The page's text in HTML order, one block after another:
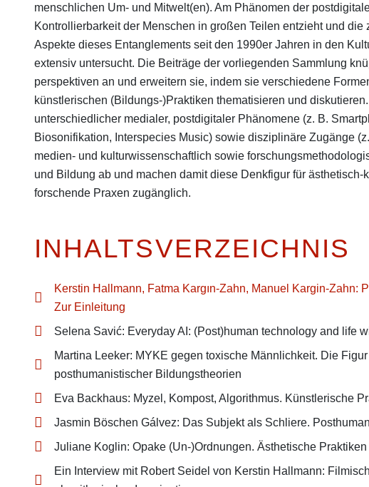
menschlichen Um- und Mitwelt(en). Am Phänomen der
Kontrollierbarkeit der Menschen in großen Teilen entzieht und
Aspekte dieses Entanglements seit den 1990er Jahren in den
extensiv untersucht. Die Beiträge der vorliegenden Sammlung
perspektiven an und erweitern sie, indem sie verschiedene
künstlerischen (Bildungs-)Praktiken thematisieren und
unterschiedlicher medialer, postdigitaler Phänomene (z. B.
Biosonifikation, Interspecies Music) sowie disziplinäre Zugänge
medien- und kulturwissenschaftlich sowie
und Bildung ab und machen damit diese Denkfigur für
forschende Praxen zugänglich.
INHALTSVERZEICHNIS
Kerstin Hallmann, Fatma Kargın-Zahn, Manuel Kargin-Zahn:
Zur Einleitung
Selena Savić: Everyday AI: (Post)human technology and life
Martina Leeker: MYKE gegen toxische Männlichkeit. Die
posthumanistischer Bildungstheorien
Eva Backhaus: Myzel, Kompost, Algorithmus. Künstlerische
Jasmin Böschen Gálvez: Das Subjekt als Schliere.
Juliane Koglin: Opake (Un-)Ordnungen. Ästhetische
Ein Interview mit Robert Seidel von Kerstin Hallmann: